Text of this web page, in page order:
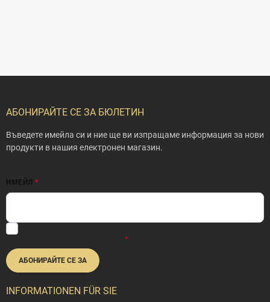
АБОНИРАЙТЕ СЕ ЗА БЮЛЕТИН
Въведете имейла си и ние ще ви изпращаме информация за нови
продукти в нашия електронен магазин.
ИМЕЙЛ
АБОНИРАЙТЕ СЕ ЗА
INFORMATIONEN FÜR SIE